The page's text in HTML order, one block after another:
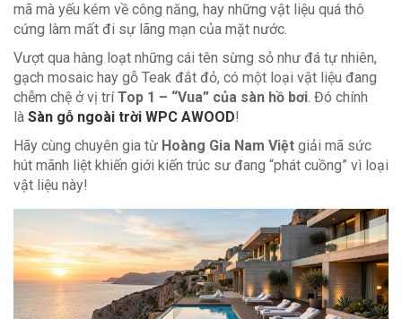
mã mà yếu kém về công năng, hay những vật liệu quá thô
cứng làm mất đi sự lãng mạn của mặt nước.
Vượt qua hàng loạt những cái tên sừng sỏ như đá tự nhiên,
gạch mosaic hay gỗ Teak đắt đỏ, có một loại vật liệu đang
chễm chệ ở vị tríTop 1 – “Vua” của sàn hồ bơi. Đó chính
là Sàn gỗ ngoài trời WPC AWOOD!
Hãy cùng chuyên gia từ Hoàng Gia Nam Việt giải mã sức
hút mãnh liệt khiến giới kiến trúc sư đang “phát cuồng” vì loại
vật liệu này!